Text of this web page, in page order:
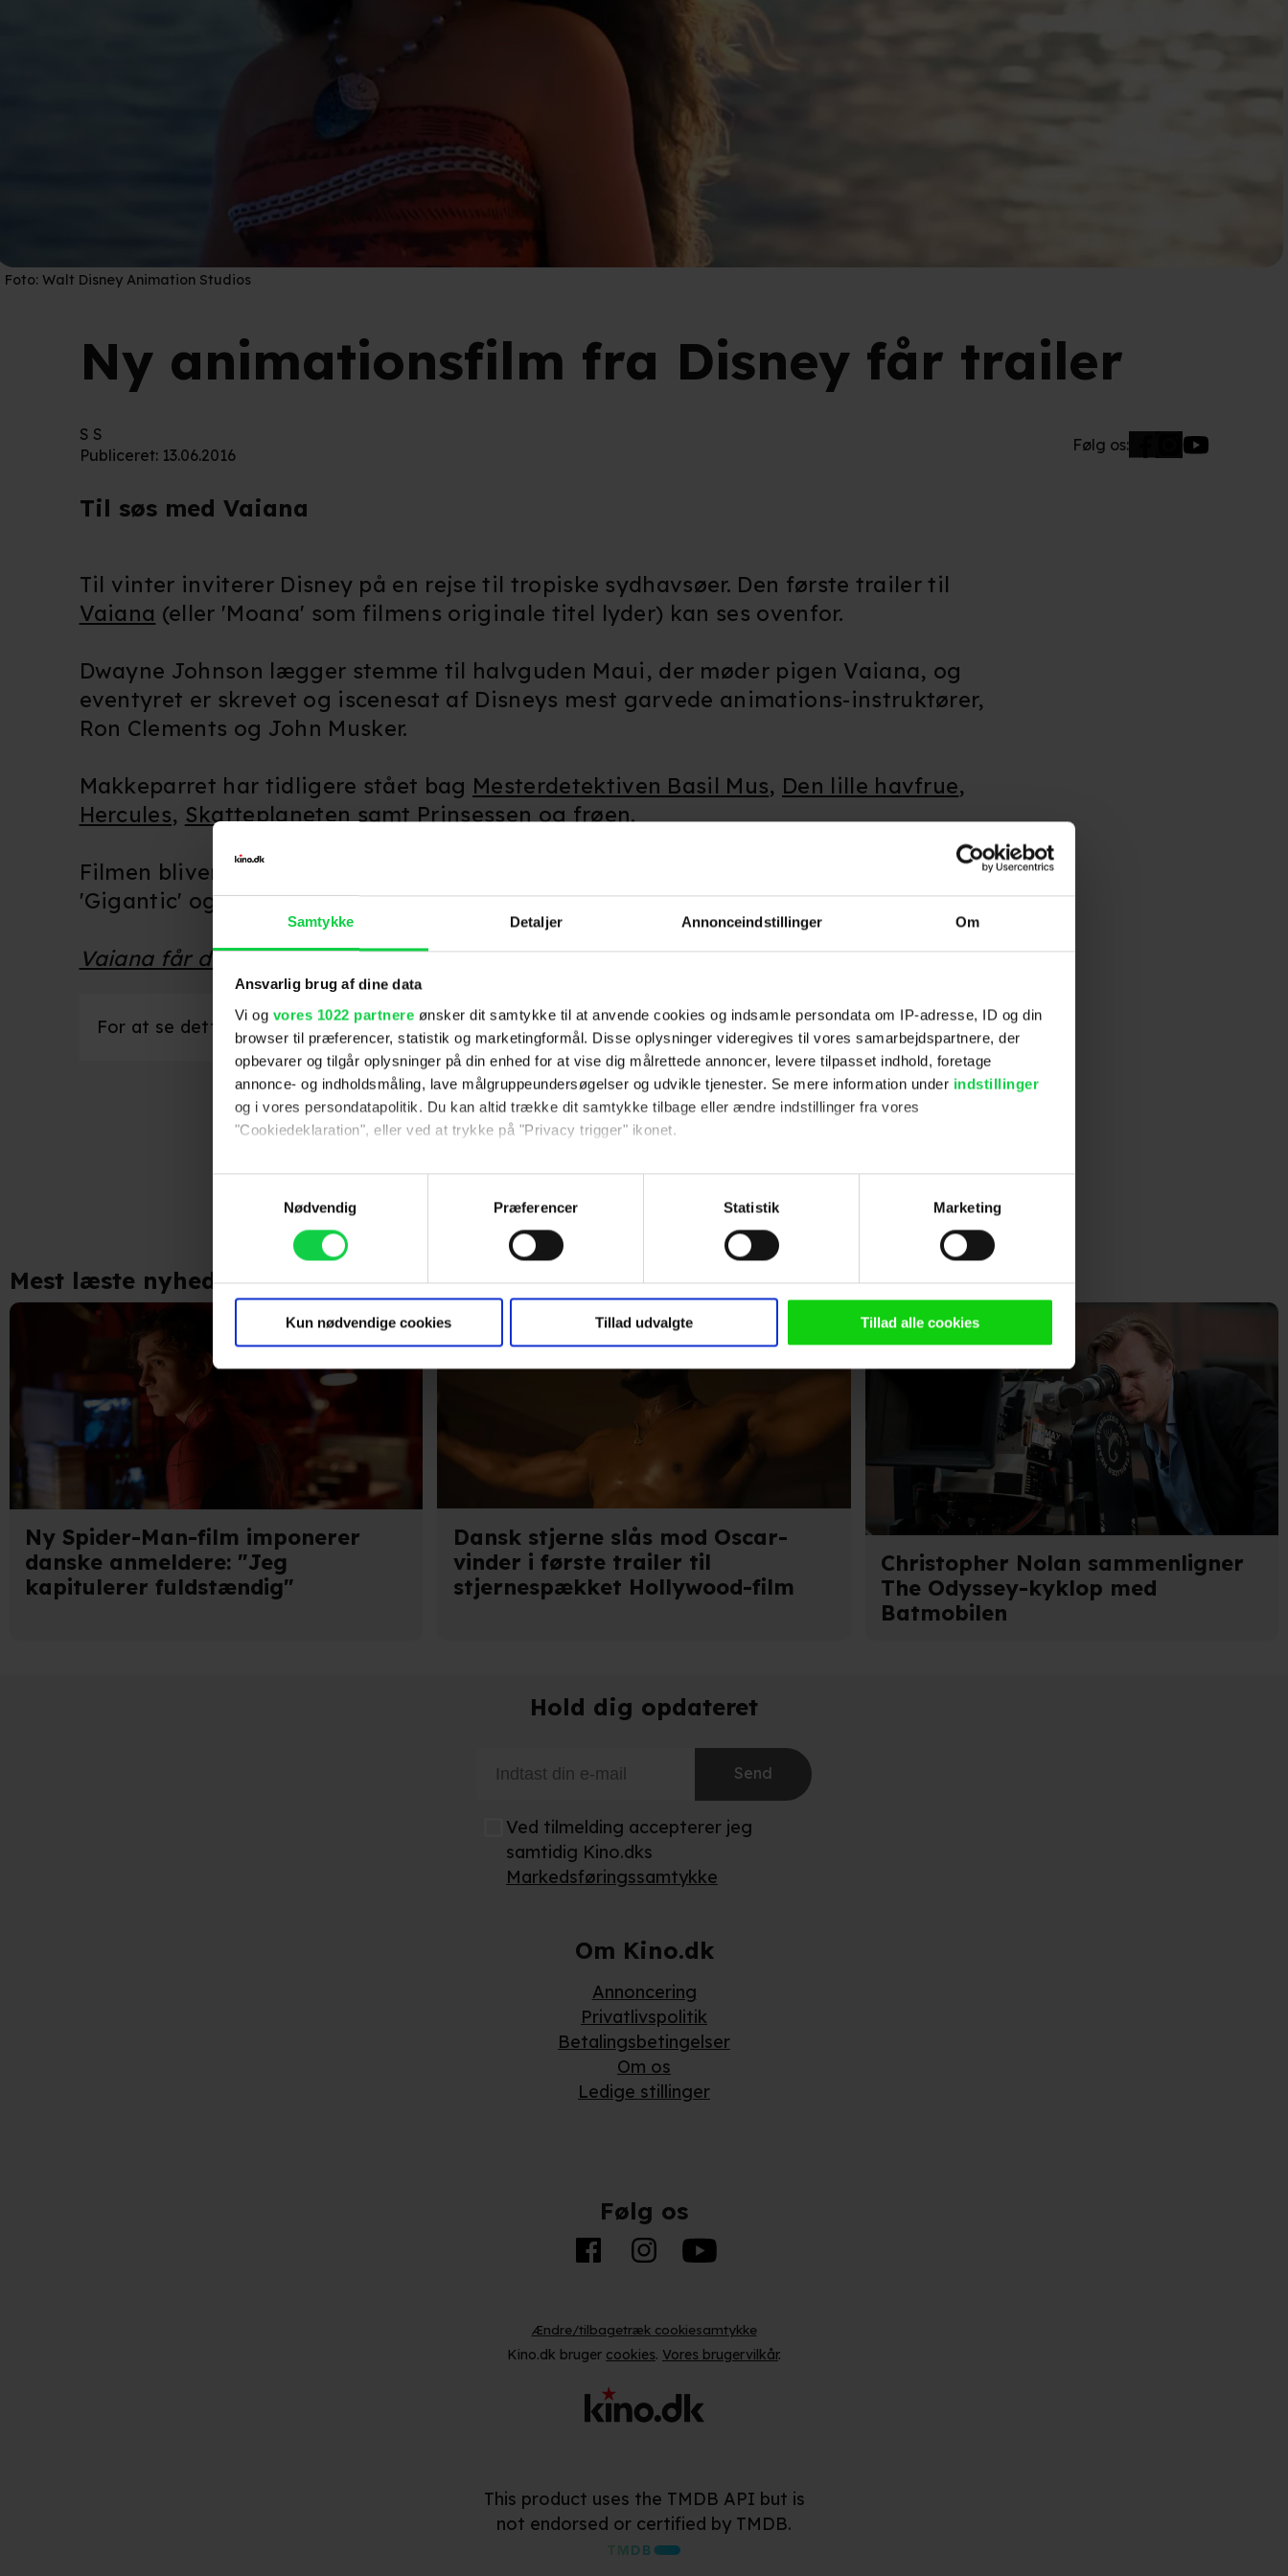
Samtykke Detaljer Annonceindstillinger Om
Ansvarlig brug af dine data
Vi og vores 1022 partnere ønsker dit samtykke til at anvende cookies og indsamle persondata om IP-adresse, ID og din
browser til præferencer, statistik og marketingformål. Disse oplysninger videregives til vores samarbejdspartnere, der
opbevarer og tilgår oplysninger på din enhed for at vise dig målrettede annoncer, levere tilpasset indhold, foretage
annonce- og indholdsmåling, lave målgruppeundersøgelser og udvikle tjenester. Se mere information under indstillinger
og i vores persondatapolitik. Du kan altid trække dit samtykke tilbage eller ændre indstillinger fra vores
"Cookiedeklaration", eller ved at trykke på "Privacy trigger" ikonet.
Hvis du tillader det, vil vi også gerne:
Indsamle præcise oplysninger om din placering, der kan være nøjagtig inden for få meter
Dine valg anvendes på hele websitet.
Vi ønsker dit samtykke til at anvende cookies og indsamle persondata om IP-adresse, ID og din browser til statistik og
marketingformål. Disse oplysninger videregives til vores samarbejdspartnere, der opbevarer og tilgår oplysninger på din
enhed for at vise dig målrettede annoncer, levere tilpasset indhold, foretage annonce- og indholdsmåling, lave
produktudvikling og opnå målgruppeindsigt. Se mere information under indstillinger og i vores persondatapolitik.
Hvis du tillader det, vil vi også gerne:
Indsamle præcise oplysninger om din placering, der kan være nøjagtig inden for få meter
Identificere din enhed baseret på en scanning af dens unikke karakteristika (fingerprinting)
Du kan altid trække dit samtykke tilbage eller ændre indstillinger fra vores "Cookiedeklaration". Dine valg anvendes på
hele websitet.
Vi bruger egne cookies og cookies fra tredjeparter til at optimere dit besøg på vores hjemmeside. Det gør vi for at sikre
Nødvendig
Præferencer Statistik Marketing
Kun nødvendige cookies Tillad udvalgte Tillad alle cookies
Foto: Walt Disney Animation Studios
Ny animationsfilm fra Disney får trailer
S S
Publiceret: 13.06.2016
Følg os:
Til søs med Vaiana
Til vinter inviterer Disney på en rejse til tropiske sydhavsøer. Den første trailer til
Vaiana (eller 'Moana' som filmens originale titel lyder) kan ses ovenfor.
Dwayne Johnson lægger stemme til halvguden Maui, der møder pigen Vaiana, og
eventyret er skrevet og iscenesat af Disneys mest garvede animations-instruktører,
Ron Clements og John Musker.
Makkeparret har tidligere stået bag Mesterdetektiven Basil Mus, Den lille havfrue,
Hercules, SkatteplanetensamtPrinsessen og frøen.
Filmen bliver nr. 56 fra Walt Disney Animation Studios. De to næste i rækken er
'Gigantic' og 'Frost 2'.
Vaiana får dansk premiere den 2. februar.
For at se dette indhold skal marketingcookies være slået til. Klik her for at ændre dine indstillinger.
Mest læste nyheder
Ny Spider-Man-film imponerer
danske anmeldere: "Jeg
kapitulerer fuldstændig"
Dansk stjerne slås mod Oscar-
vinder i første trailer til
stjernespækket Hollywood-film
Christopher Nolan sammenligner
The Odyssey-kyklop med
Batmobilen
Hold dig opdateret
Send
Ved tilmelding accepterer jeg
samtidig Kino.dks
Markedsføringssamtykke
Om Kino.dk
Annoncering
Privatlivspolitik
Betalingsbetingelser
Om os
Ledige stillinger
Følg os
Ændre/tilbagetræk cookiesamtykke
Kino.dk bruger cookies. Vores brugervilkår.
This product uses the TMDB API but is
not endorsed or certified by TMDB.